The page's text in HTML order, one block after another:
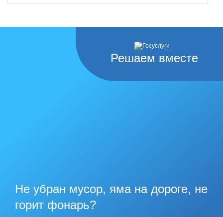
Решаем вместе
Не убран мусор, яма на дороге, не
горит фонарь?